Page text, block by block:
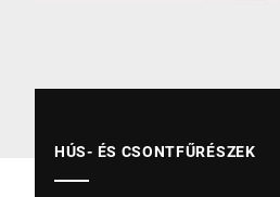
HÚS- ÉS CSONTFŰRÉSZEK